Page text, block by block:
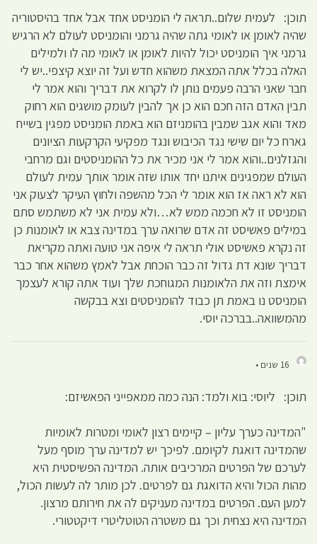
תוכן: לעמית שלום..תראה לי הומניסט אחד אבל אחד בהיסטוריה
שהיה לאומן או לאומי גתה שהיה גרמני והומניסט לעולם לא הרגיש
גרמני איך הומניסט יכול להיות לאומן או לאומי מה לו ולמילים
האלה בכלל אתה המצאת משהוא חדש ועל זה יוצא קיצפי..יש לי
חבר שאני הרבה פעמים נותן לו לקרוא את דבריך והוא אמר לי
תבין האדם הזה חכם הוא כן אך להבין לעומק מושגים הוא רחוק
מאד והוא אגב שמבין בהומניזם הוא באמת הומניסט מפגין בשייח
גארח כל יום שישי נגד הכיבוש ונגד מפקיעי הקרקעות הציונים
והגזלנים..והוא אמר לי אני מכיר את כל ההומניסטים וגם מרחבי
העולם שמפגינים איתנו יחד אותו שזה אומר אותך עמית לעולם
הוא לא ראה אז הוא אומר לי הכל מהשפה ולחוץ העיקר לצעוק אני
הומניסט זו לא חכמה ממש לא…ולא עמית אני לא משתמש סתם
במילים פאשיסט זה אדם שרואה ערך במדינה צבא או לאומנות כן
זה נקרא פאשיסט אולי תראה לי איפה אני טועה ואתה מקריאת
דבריך שונא דת גדול זה כבר הוכחת אבל לאמץ משהוא אחר כבר
אימצת וזה את הלאומנות המגוחכת שלך ועוד אתה קורא לעצמך
הומניסט נו באמת תן כבוד להומניסטים וצא בבקשה
מהמשוואה..בברכה יוסי.
16 שנים •
תוכן: ליוסי: בוא ולמד: הנה כמה ממאפייני הפאשיזם:
"המדינה כערך עליון – קיימים רצון לאומי ומטרות לאומיות
שהמדינה דואגת לקיומם. לפיכך יש למדינה ערך מוסף מעל
לערכם של הפרטים המרכיבים אותה. המדינה הפשיסטית היא
מהות הכול והיא הדואגת גם לפרטים. לכן מותר לה לעשות הכול,
למען העם. הפרטים במדינה מעניקים לה את חירותם מרצון.
המדינה היא נצחית וכך גם משטרה הטוטליטרי דיקטטורי.